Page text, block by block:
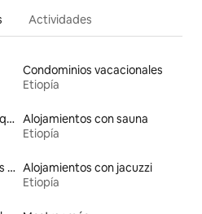
Actividades
Condominios vacacionales
Etiopía
Alojamientos vacacionales que admiten mascotas Alojamientos con sauna
Etiopía
Apartamentos con servicios incluidos vacacionales Alojamientos con jacuzzi
Etiopía